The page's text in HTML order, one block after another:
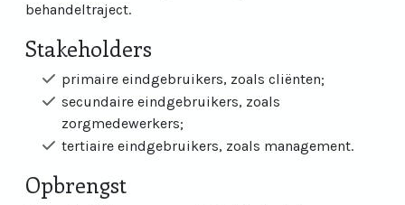
behandeltraject.
Stakeholders
primaire eindgebruikers, zoals cliënten;
secundaire eindgebruikers, zoals
zorgmedewerkers;
tertiaire eindgebruikers, zoals management.
Opbrengst